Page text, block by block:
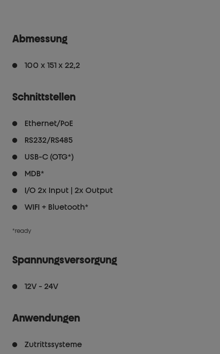
Abmessung
100 x 151 x 22,2
Schnittstellen
Ethernet/PoE
RS232/RS485
USB-C (OTG*)
MDB*
I/O 2x Input | 2x Output
WIFI + Bluetooth*
*ready
Spannungsversorgung
12V - 24V
Anwendungen
Zutrittssysteme